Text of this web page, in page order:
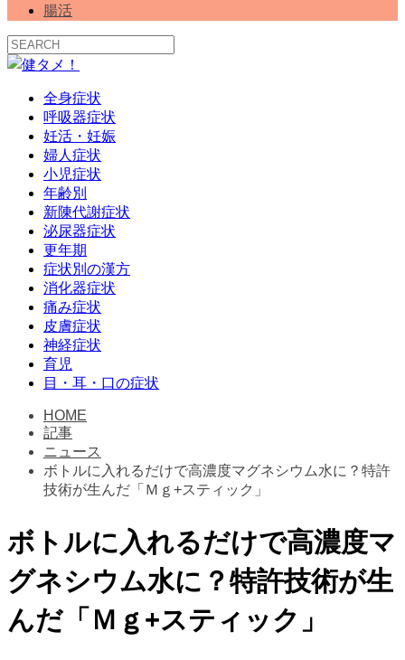
腸活
全身症状
呼吸器症状
妊活・妊娠
婦人症状
小児症状
年齢別
新陳代謝症状
泌尿器症状
更年期
症状別の漢方
消化器症状
痛み症状
皮膚症状
神経症状
育児
目・耳・口の症状
HOME
記事
ニュース
ボトルに入れるだけで高濃度マグネシウム水に？特許
技術が生んだ「Ｍｇ+スティック」
ボトルに入れるだけで高濃度マ
グネシウム水に？特許技術が生
んだ「Ｍｇ+スティック」